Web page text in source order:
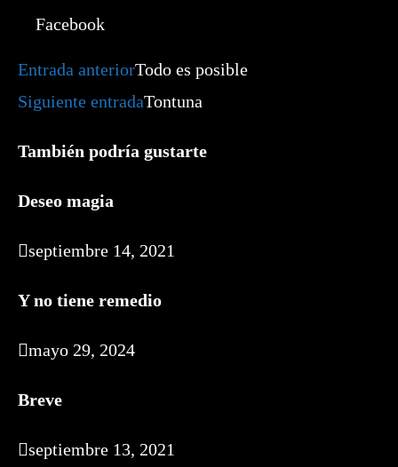
Facebook
Leer
más
artículos
Entrada anteriorTodo es posible
Siguiente entradaTontuna
También podría gustarte
Deseo magia
septiembre 14, 2021
Y no tiene remedio
mayo 29, 2024
Breve
septiembre 13, 2021